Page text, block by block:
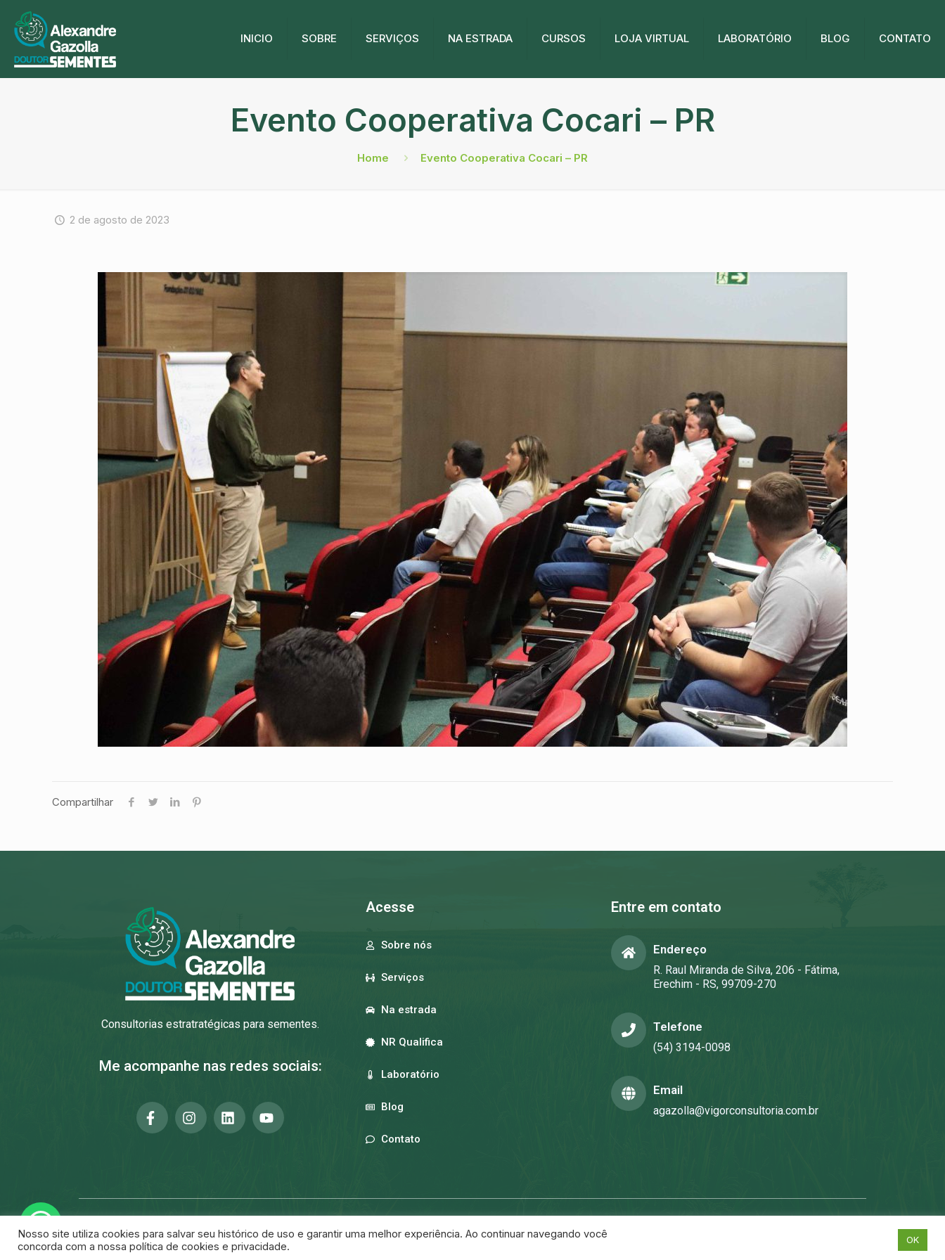
INICIO SOBRE SERVIÇOS NA ESTRADA CURSOS LOJA VIRTUAL LABORATÓRIO BLOG CONTATO
Evento Cooperativa Cocari – PR
Home Evento Cooperativa Cocari – PR
2 de agosto de 2023
Compartilhar
Consultorias estratratégicas para sementes.
Me acompanhe nas redes sociais:
Acesse
Sobre nós
Serviços
Na estrada
NR Qualifica
Laboratório
Blog
Contato
Entre em contato
Endereço
R. Raul Miranda de Silva, 206 - Fátima,
Erechim - RS, 99709-270
Telefone
(54) 3194-0098
Email
agazolla@vigorconsultoria.com.br
Copyright © Alexandre Gazolla todos os direitos reservados.
Nosso site utiliza cookies para salvar seu histórico de uso e garantir uma melhor experiência. Ao continuar navegando você
concorda com a nossa política de cookies e privacidade.
OK